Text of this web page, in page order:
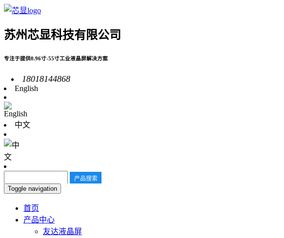
苏州芯显科技有限公司
专注于提供0.96寸-55寸工业液晶屏解决方案
18018144868
English
中文
Toggle navigation
首页
产品中心
友达液晶屏